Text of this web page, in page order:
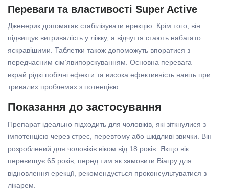
Переваги та властивості Super Active
Дженерик допомагає стабілізувати ерекцію. Крім того, він
підвищує витривалість у ліжку, а відчуття стають набагато
яскравішими. Таблетки також допоможуть впоратися з
передчасним сім’явипорскуванням. Основна перевага —
вкрай рідкі побічні ефекти та висока ефективність навіть при
тривалих проблемах з потенцією.
Показання до застосування
Препарат ідеально підходить для чоловіків, які зіткнулися з
імпотенцією через стрес, перевтому або шкідливі звички. Він
розроблений для чоловіків віком від 18 років. Якщо вік
перевищує 65 років, перед тим як замовити Віагру для
відновлення ерекції, рекомендується проконсультуватися з
лікарем.